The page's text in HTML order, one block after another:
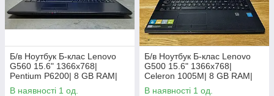
Б/в Ноутбук Б-клас Lenovo
G560 15.6" 1366x768|
Pentium P6200| 8 GB RAM|
120 GB SSD| HD
В наявності 1 од.
Б/в Ноутбук Б-клас Lenovo
G500 15.6" 1366x768|
Celeron 1005M| 8 GB RAM|
128 GB SSD| HD
В наявності 1 од.